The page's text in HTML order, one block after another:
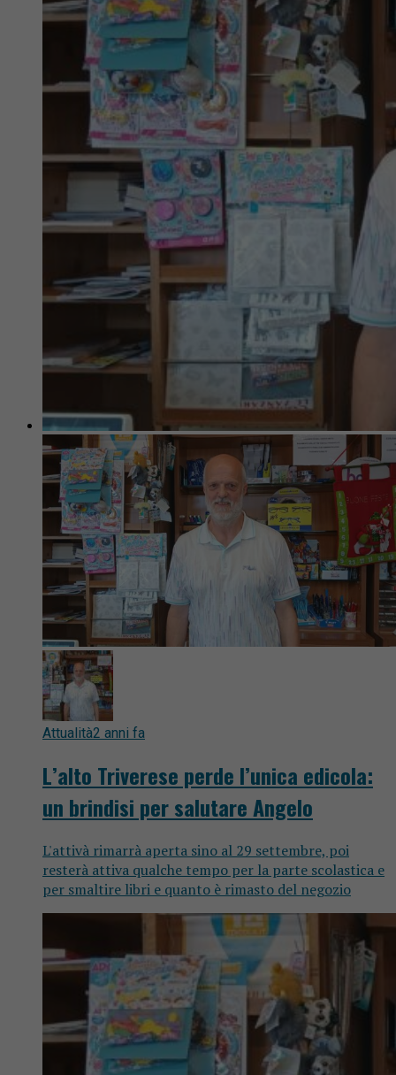
Attualità2 anni fa
L’alto Triverese perde l’unica edicola:
un brindisi per salutare Angelo
L'attivà rimarrà aperta sino al 29 settembre, poi
resterà attiva qualche tempo per la parte scolastica e
per smaltire libri e quanto è rimasto del negozio